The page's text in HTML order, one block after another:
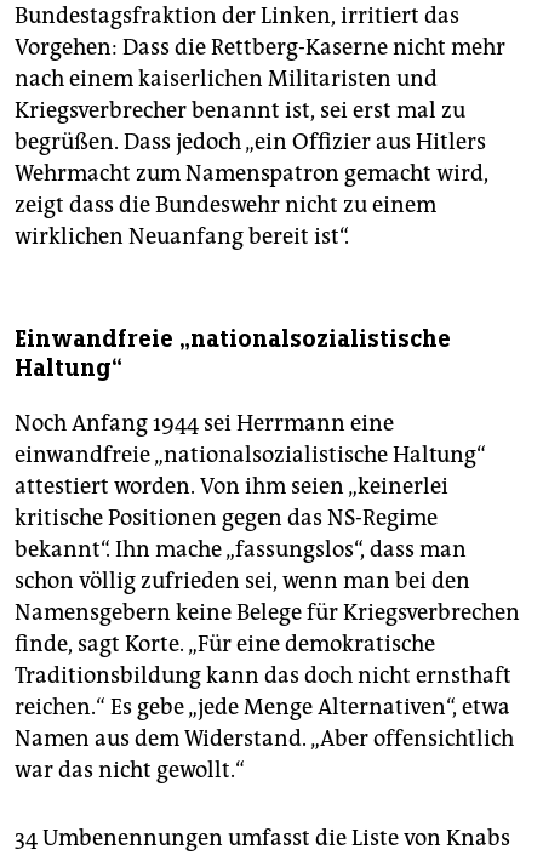
Bundestagsfraktion der Linken, irritiert das
Vorgehen: Dass die Rettberg-Kaserne nicht mehr
nach einem kaiserlichen Militaristen und
Kriegsverbrecher benannt ist, sei erst mal zu
begrüßen. Dass jedoch „ein Offizier aus Hitlers
Wehrmacht zum Namenspatron gemacht wird,
zeigt dass die Bundeswehr nicht zu einem
wirklichen Neuanfang bereit ist“.
Einwandfreie „nationalsozialistische
Haltung“
Noch Anfang 1944 sei Herrmann eine
einwandfreie „nationalsozialistische Haltung“
attestiert worden. Von ihm seien „keinerlei
kritische Positionen gegen das NS-Regime
bekannt“. Ihn mache „fassungslos“, dass man
schon völlig zufrieden sei, wenn man bei den
Namensgebern keine Belege für Kriegsverbrechen
finde, sagt Korte. „Für eine demokratische
Traditionsbildung kann das doch nicht ernsthaft
reichen.“ Es gebe „jede Menge Alternativen“, etwa
Namen aus dem Widerstand. „Aber offensichtlich
war das nicht gewollt.“
34 Umbenennungen umfasst die Liste von Knabs